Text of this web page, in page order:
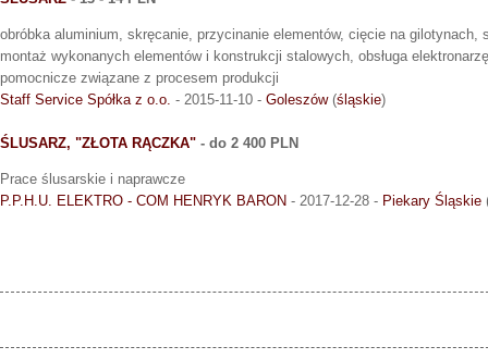
obróbka aluminium, skręcanie, przycinanie elementów, cięcie na
montaż wykonanych elementów i konstrukcji stalowych, obsługa
pomocnicze związane z procesem produkcji
Staff Service Spółka z o.o. - 2015-11-10 - Goleszów(śląskie)
ŚLUSARZ, "ZŁOTA RĄCZKA" - do 2 400 PLN
Prace ślusarskie i naprawcze
P.P.H.U. ELEKTRO - COM HENRYK BARON - 2017-12-28 - Piekary Śląskie